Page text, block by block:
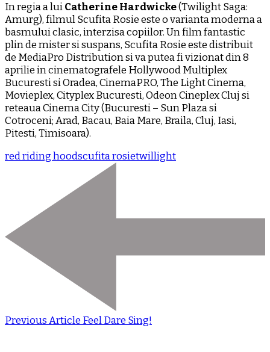
In regia a luiCatherine Hardwicke(Twilight Saga:
Amurg), filmul Scufita Rosie este o varianta moderna a
basmului clasic, interzisa copiilor. Un film fantastic
plin de mister si suspans, Scufita Rosie este distribuit
de MediaPro Distribution si va putea fi vizionat din 8
aprilie in cinematografele Hollywood Multiplex
Bucuresti si Oradea, CinemaPRO, The Light Cinema,
Movieplex, Cityplex Bucuresti, Odeon Cineplex Cluj si
reteaua Cinema City (Bucuresti – Sun Plaza si
Cotroceni; Arad, Bacau, Baia Mare, Braila, Cluj, Iasi,
Pitesti, Timisoara).
red riding hoodscufita rosietwillight
Previous Article Feel Dare Sing!